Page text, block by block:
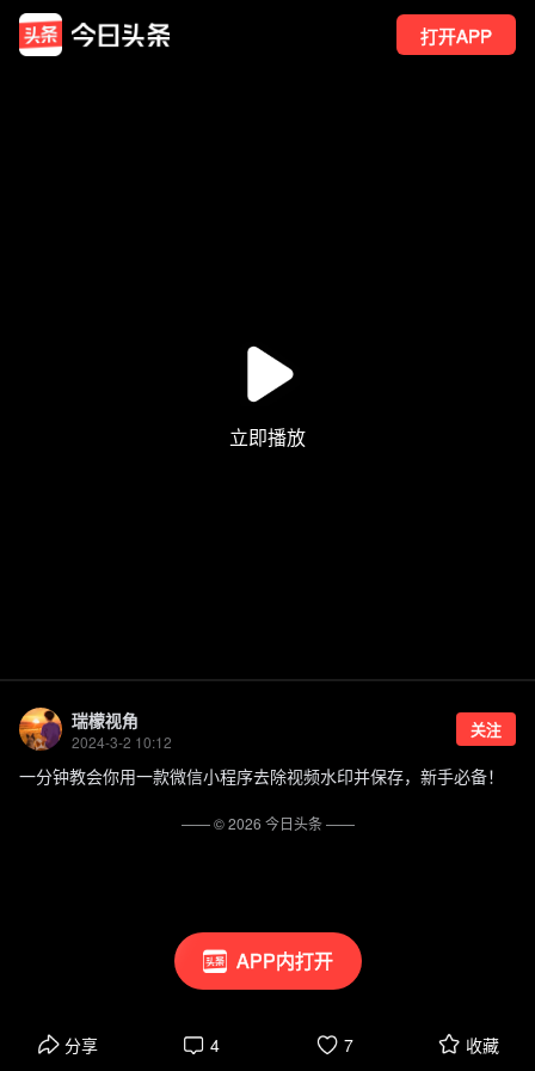
打开APP
APP内打开
瑞檬视角
2024-3-2 10:12
关注
一分钟教会你用一款微信小程序去除视频水印并保存，新手必备！
分享 4 7 收藏
—— ©2026 今日头条——